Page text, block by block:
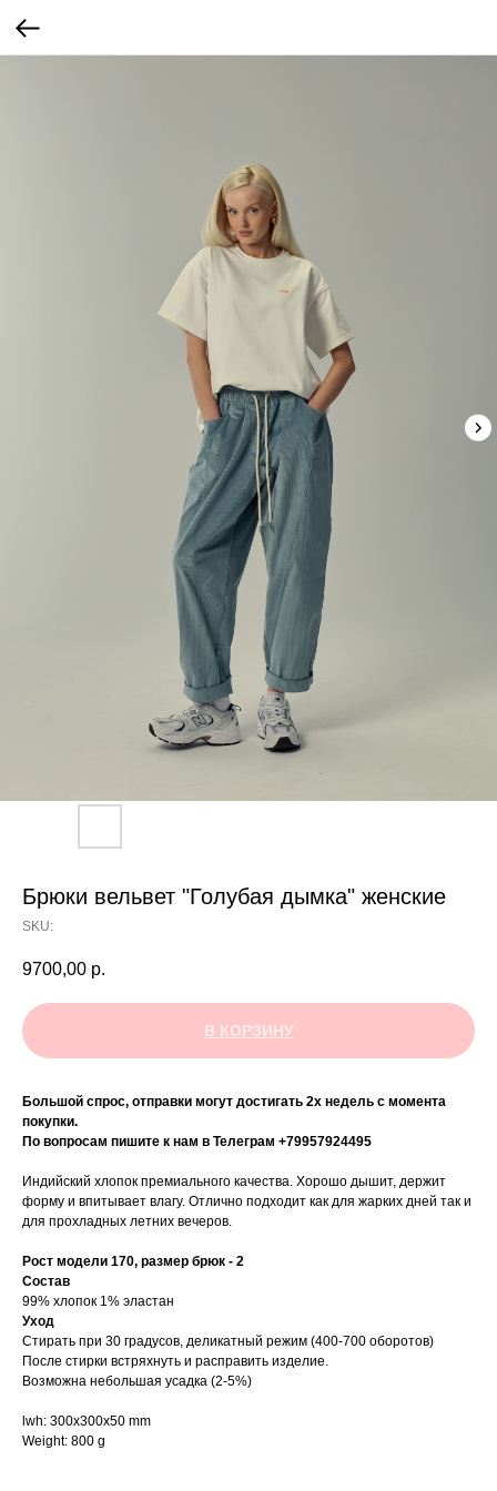
Брюки вельвет "Голубая дымка" женские
SKU:
9700,00 р.
В КОРЗИНУ
Большой спрос, отправки могут достигать 2х недель с момента
покупки.
По вопросам пишите к нам в Телеграм +79957924495
Индийский хлопок премиального качества. Хорошо дышит, держит
форму и впитывает влагу. Отлично подходит как для жарких дней так и
для прохладных летних вечеров.
Рост модели 170, размер брюк - 2
Состав
99% хлопок 1% эластан
Уход
Стирать при 30 градусов, деликатный режим (400-700 оборотов)
После стирки встряхнуть и расправить изделие.
Возможна небольшая усадка (2-5%)
lwh: 300x300x50 mm
Weight: 800 g